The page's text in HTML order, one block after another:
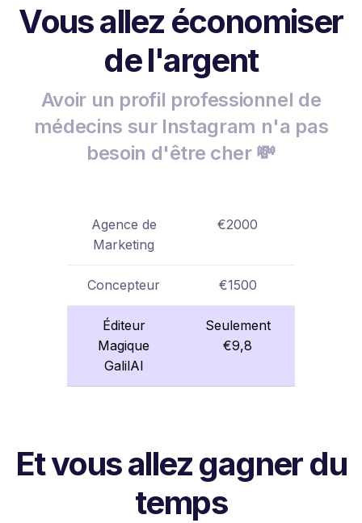
Vous allez économiser
de l'argent
Avoir un profil professionnel de
médecins sur Instagram n'a pas
besoin d'être cher 💸
Agence de
Marketing
€2000
Concepteur €1500
Éditeur
Magique
GalilAI
Seulement
€9,8
Et vous allez gagner du
temps